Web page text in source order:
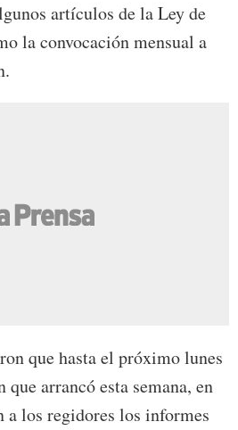
artículos de la Ley de
la convocación mensual a
que hasta el próximo lunes
que arrancó esta semana, en
a los regidores los informes